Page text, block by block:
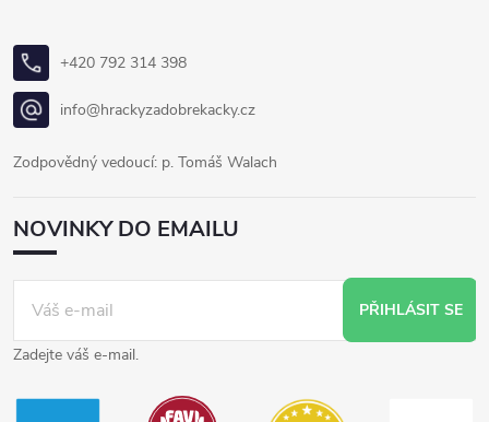
+420 792 314 398
info@hrackyzadobrekacky.cz
Zodpovědný vedoucí: p. Tomáš Walach
NOVINKY DO EMAILU
PŘIHLÁSIT SE
Zadejte váš e-mail.